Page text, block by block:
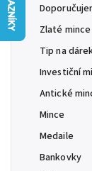
Zlaté
Tip na
Investiční
Antické
Mince
Medaile
Bankovky